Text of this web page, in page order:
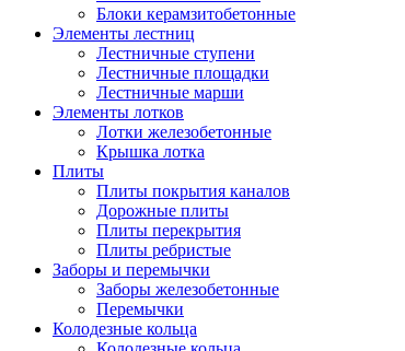
Блоки керамзитобетонные
Элементы лестниц
Лестничные ступени
Лестничные площадки
Лестничные марши
Элементы лотков
Лотки железобетонные
Крышка лотка
Плиты
Плиты покрытия каналов
Дорожные плиты
Плиты перекрытия
Плиты ребристые
Заборы и перемычки
Заборы железобетонные
Перемычки
Колодезные кольца